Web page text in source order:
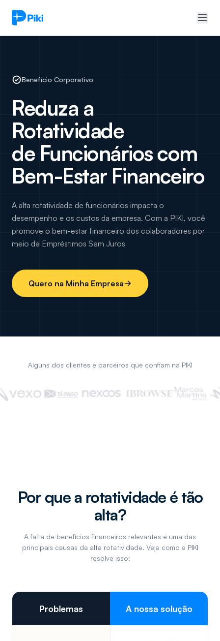
Benefício Corporativo
Reduza a
Rotatividade
de Funcionários com
Bem-Estar Financeiro
A alta rotatividade de funcionários impacta o
desempenho e os custos da empresa. Com a PIKI, você
promove o bem-estar financeiro dos colaboradores por
meio de Empréstimos Sem Juros
Quero na Minha Empresa
Alguns dos clientes e parceiros que confiam na PIKI
Por que a rotatividade é tão
alta?
A falta de benefícios financeiros relevantes é uma das
principais causas da alta rotatividade. Veja como a PIKI
resolve isso:
Problemas A nossa solução